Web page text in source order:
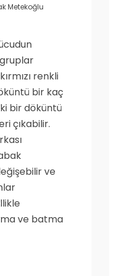
Metekoğlu
renkli
bir kaç
bir döküntü
çıkabilir.
ve
ve batma